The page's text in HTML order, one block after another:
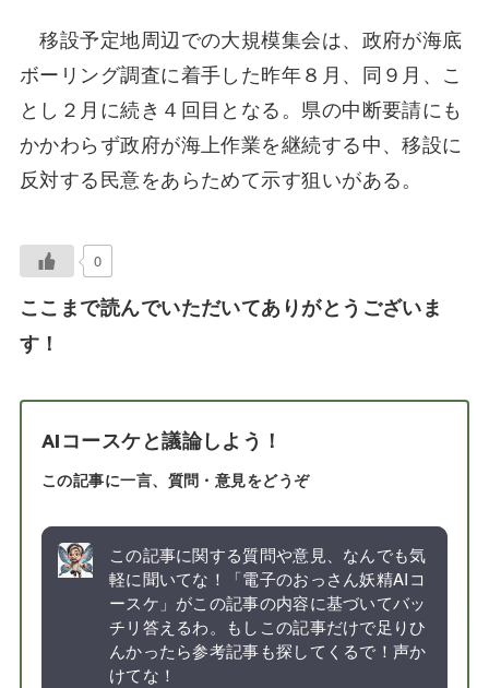
移設予定地周辺での大規模集会は、政府が海底
ボーリング調査に着手した昨年８月、同９月、こ
とし２月に続き４回目となる。県の中断要請にも
かかわらず政府が海上作業を継続する中、移設に
反対する民意をあらためて示す狙いがある。
0
ここまで読んでいただいてありがとうございま
す！
AIコースケと議論しよう！
この記事に一言、質問・意見をどうぞ
この記事に関する質問や意見、なんでも気
軽に聞いてな！「電子のおっさん妖精AIコ
ースケ」がこの記事の内容に基づいてバッ
チリ答えるわ。もしこの記事だけで足りひ
んかったら参考記事も探してくるで！声か
けてな！